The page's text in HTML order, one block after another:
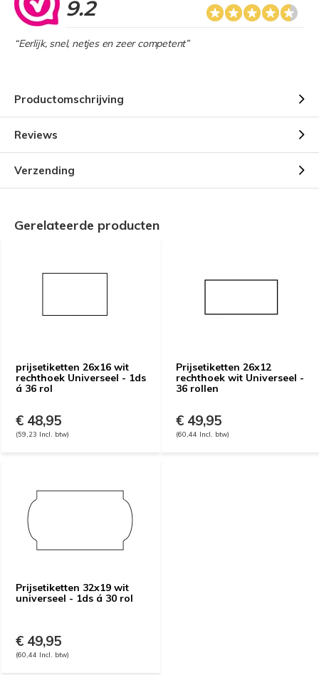
9.2
“Eerlijk, snel, netjes en zeer competent”
Productomschrijving
Reviews
Verzending
Gerelateerde producten
prijsetiketten 26x16 wit
rechthoek Universeel - 1ds
á 36 rol
€ 48,95
(59,23 Incl. btw)
Prijsetiketten 26x12
rechthoek wit Universeel -
36 rollen
€ 49,95
(60,44 Incl. btw)
Prijsetiketten 32x19 wit
universeel - 1ds á 30 rol
€ 49,95
(60,44 Incl. btw)